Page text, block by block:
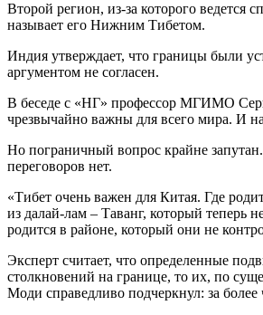
Второй регион, из-за которого
называет его Нижним Тибетом.
Индия утверждает, что границы были
аргументом не согласен.
В беседе с «НГ» профессор МГИМО
чрезвычайно важны для всего мира. И
Но пограничный вопрос крайне запутан.
переговоров нет.
«Тибет очень важен для Китая. Где
из далай-лам – Таванг, который
родится в районе, который они не
Эксперт считает, что определенные
столкновений на границе, то их, по
Моди справедливо подчеркнул: за